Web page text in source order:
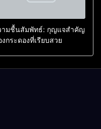
ามชื้นสัมพัทธ์: กุญแจสำคัญ
กระดองที่เรียบสวย